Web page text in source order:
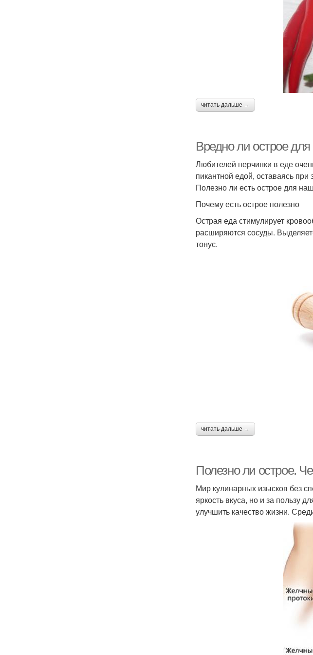
читать дальше →
Вредно ли острое
Любителей перчинки в еде
пикантной едой, оставаясь
Полезно ли есть острое для
Почему есть острое полезно
Острая еда стимулирует
расширяются сосуды.
тонус.
читать дальше →
Полезно ли острое.
Мир кулинарных изысков без
яркость вкуса, но и за пользу
улучшить качество жизни.